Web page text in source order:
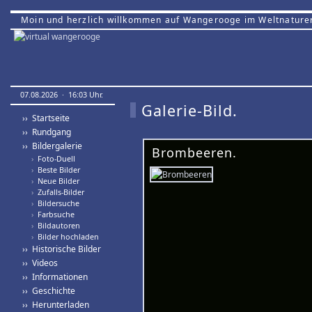
Moin und herzlich willkommen auf Wangerooge im
07.08.2026 · 16:03 Uhr.
›› Startseite
›› Rundgang
›› Bildergalerie
› Foto-Duell
› Beste Bilder
› Neue Bilder
› Zufalls-Bilder
› Bildersuche
› Farbsuche
› Bildautoren
› Bilder hochladen
›› Historische Bilder
›› Videos
›› Informationen
›› Geschichte
›› Herunterladen
Galerie-Bild.
Brombeeren.